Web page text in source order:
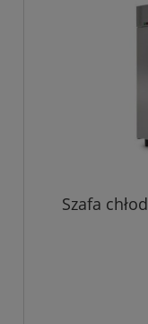
Szafa